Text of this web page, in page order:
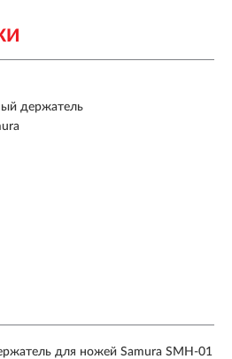
держатель
для ножей Samura SMH-01